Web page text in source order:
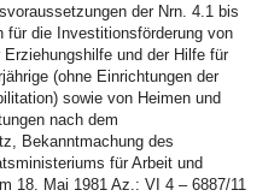
der Nrn. 4.1 bis
für die Investitionsförderung von
Erziehungshilfe und der Hilfe für
(ohne Einrichtungen der
sowie von Heimen und
nach dem
Bekanntmachung des
für Arbeit und
18. Mai 1981 Az.: VI 4 – 6887/11